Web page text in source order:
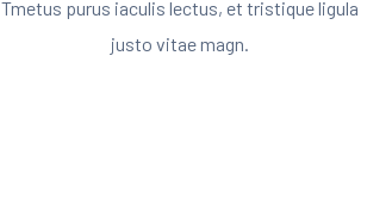
Tmetus purus iaculis lectus, et tristique ligula
justo vitae magn.